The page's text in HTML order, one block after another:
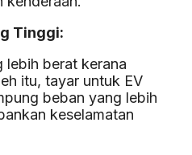
Tinggi:
lebih berat kerana
itu, tayar untuk EV
beban yang lebih
keselamatan